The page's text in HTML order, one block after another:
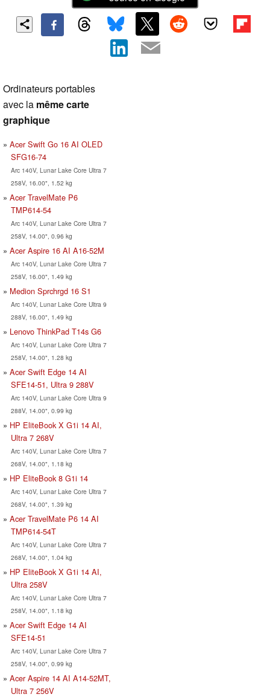
Ordinateurs portables
avec la même carte
graphique
Acer Swift Go 16 AI OLED
SFG16-74
Arc 140V, Lunar Lake Core Ultra 7
258V, 16.00", 1.52 kg
Acer TravelMate P6
TMP614-54
Arc 140V, Lunar Lake Core Ultra 7
258V, 14.00", 0.96 kg
Acer Aspire 16 AI A16-52M
Arc 140V, Lunar Lake Core Ultra 7
258V, 16.00", 1.49 kg
Medion Sprchrgd 16 S1
Arc 140V, Lunar Lake Core Ultra 9
288V, 16.00", 1.49 kg
Lenovo ThinkPad T14s G6
Arc 140V, Lunar Lake Core Ultra 7
258V, 14.00", 1.28 kg
Acer Swift Edge 14 AI
SFE14-51, Ultra 9 288V
Arc 140V, Lunar Lake Core Ultra 9
288V, 14.00", 0.99 kg
HP EliteBook X G1i 14 AI,
Ultra 7 268V
Arc 140V, Lunar Lake Core Ultra 7
268V, 14.00", 1.18 kg
HP EliteBook 8 G1i 14
Arc 140V, Lunar Lake Core Ultra 7
268V, 14.00", 1.39 kg
Acer TravelMate P6 14 AI
TMP614-54T
Arc 140V, Lunar Lake Core Ultra 7
268V, 14.00", 1.04 kg
HP EliteBook X G1i 14 AI,
Ultra 258V
Arc 140V, Lunar Lake Core Ultra 7
258V, 14.00", 1.18 kg
Acer Swift Edge 14 AI
SFE14-51
Arc 140V, Lunar Lake Core Ultra 7
258V, 14.00", 0.99 kg
Acer Aspire 14 AI A14-52MT,
Ultra 7 256V